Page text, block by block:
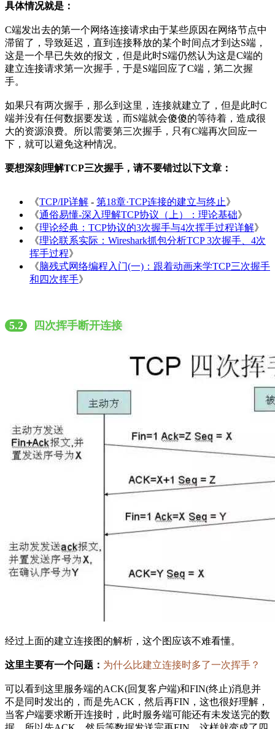
具体情况就是：
C端发出去的第一个网络连接请求由于某些原因在网络节点中
滞留了，导致延迟，直到连接释放的某个时间点才到达S端，
这是一个早已失效的报文，但是此时S端仍然认为这是C端的
建立连接请求第一次握手，于是S端回应了C端，第二次握
手。
如果只有两次握手，那么到这里，连接就建立了，但是此时C
端并没有任何数据要发送，而S端就会傻傻的等待着，造成很
大的资源浪费。所以需要第三次握手，只有C端再次回应一
下，就可以避免这种情况。
要想深刻理解TCP三次握手，请不要错过以下文章：
《TCP/IP详解 - 第18章·TCP连接的建立与终止》
《通俗易懂-深入理解TCP协议（上）：理论基础》
《理论经典：TCP协议的3次握手与4次挥手过程详解》
《理论联系实际：Wireshark抓包分析TCP 3次握手、4次
挥手过程》
《脑残式网络编程入门(一)：跟着动画来学TCP三次握手
和四次挥手》
5.2 四次挥手断开连接
经过上面的建立连接图的解析，这个图应该不难看懂。
这里主要有一个问题： 为什么比建立连接时多了一次挥手？
可以看到这里服务端的ACK(回复客户端)和FIN(终止)消息并
不是同时发出的，而是先ACK，然后再FIN，这也很好理解，
当客户端要求断开连接时，此时服务端可能还有未发送完的数